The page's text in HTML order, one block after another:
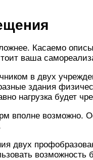
Касаемо
ваша
в двух
здания
нагрузка будет
вполне возможно.
двух
возможность